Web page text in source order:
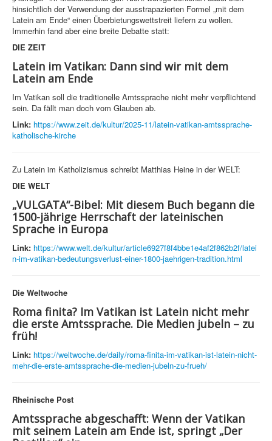
hinsichtlich der Verwendung der ausstrapazierten Formel „mit dem
Latein am Ende“ einen Überbietungswettstreit liefern zu wollen.
Immerhin fand aber eine breite Debatte statt:
DIE ZEIT
Latein im Vatikan: Dann sind wir mit dem
Latein am Ende
Im Vatikan soll die traditionelle Amtssprache nicht mehr verpflichtend
sein. Da fällt man doch vom Glauben ab.
Link: https://www.zeit.de/kultur/2025-11/latein-vatikan-amtssprache-
katholische-kirche
Zu Latein im Katholizismus schreibt Matthias Heine in der WELT:
DIE WELT
„VULGATA“-Bibel: Mit diesem Buch begann die
1500-jährige Herrschaft der lateinischen
Sprache in Europa
Link: https://www.welt.de/kultur/article6927f8f4bbe1e4af2f862b2f/latei
n-im-vatikan-bedeutungsverlust-einer-1800-jaehrigen-tradition.html
Die Weltwoche
Roma finita? Im Vatikan ist Latein nicht mehr
die erste Amtssprache. Die Medien jubeln – zu
früh!
Link: https://weltwoche.de/daily/roma-finita-im-vatikan-ist-latein-nicht-
mehr-die-erste-amtssprache-die-medien-jubeln-zu-frueh/
Rheinische Post
Amtssprache abgeschafft: Wenn der Vatikan
mit seinem Latein am Ende ist, springt „Der